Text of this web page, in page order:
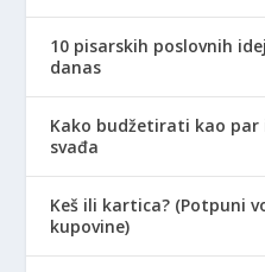
10 pisarskih poslovnih
danas
Kako budžetirati kao
svađa
Keš ili kartica? (Potpuni
kupovine)